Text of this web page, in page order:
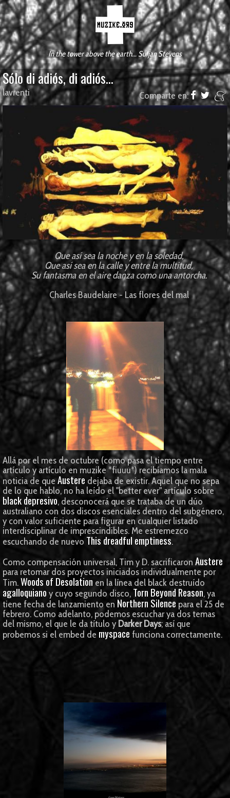
In the tower above the earth... Sufjan Stevens
Sólo di adiós, di adiós...
Comparte en:
lavrenti
Que así sea la noche y en la soledad,
Que así sea en la calle y entre la multitud,
Su fantasma en el aire danza como una antorcha.
Charles Baudelaire - Las flores del mal
Allá por el mes de octubre (como pasa el tiempo entre
artículo y artículo en muzike *fiuuu*) recibíamos la mala
noticia de queAustere dejaba de existir. Aquel que no sepa
de lo que hablo, no ha leído el "better ever" artículo sobre
black depresivo, desconocerá que se trataba de un dúo
australiano con dos discos esenciales dentro del subgénero,
y con valor suficiente para figurar en cualquier listado
interdisciplinar de imprescindibles. Me estremezco
escuchando de nuevo This dreadful emptiness.
Como compensación universal, Tim y D. sacrificaron Austere
para retomar dos proyectos iniciados individualmente por
Tim.Woods of Desolation en la línea del black destruído
agalloquiano y cuyo segundo disco, Torn Beyond Reason, ya
tiene fecha de lanzamiento en Northern Silence para el 25 de
febrero. Como adelanto, podemos escuchar ya dos temas
del mismo, el que le da título y Darker Days; así que
probemos si el embed de myspace funciona correctamente.